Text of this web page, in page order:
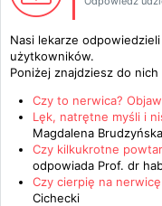
Nasi lekarze
użytkowników.
Poniżej znajdziesz do
Czy to nerwica?
Lęk, natrętne myśli i
Magdalena Brudzyńska
Czy kilkukrotne
odpowiada Prof. dr
Czy cierpię na
Cichecki